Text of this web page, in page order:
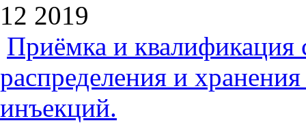
12 2019
Приёмка и квалификация
распределения и
инъекций.